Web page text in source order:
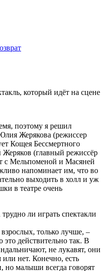
который идёт на сцене
поэтому я решил
Жерякова (режиссер
Кощея Бессмертного
(главный режиссёр
с Мельпоменой и Масяней
напоминает им, что во
выходить в холл и уж
в театре очень
ли играть спектакли
только лучше, –
это действительно так. В
не лукавят, они
нет. Конечно, есть
но малыши всегда говорят